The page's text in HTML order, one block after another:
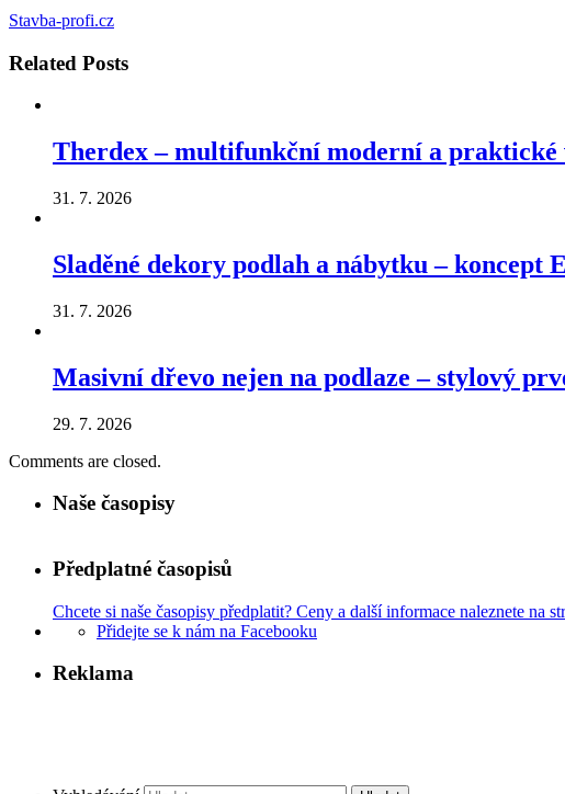
Stavba-profi.cz
Related Posts
Therdex – multifunkční moderní a
31. 7. 2026
Sladěné dekory podlah a nábytku –
31. 7. 2026
Masivní dřevo nejen na podlaze – stylový
29. 7. 2026
Comments are closed.
Naše časopisy
Předplatné časopisů
Chcete si naše časopisy předplatit? Ceny a další informace naleznete na
Přidejte se k nám na Facebooku
Reklama